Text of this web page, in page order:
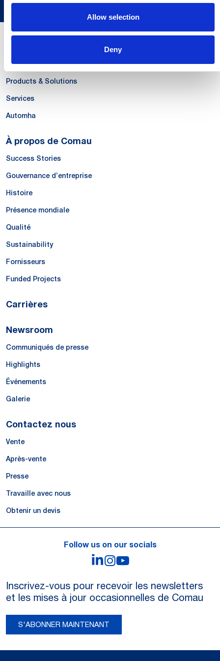
Allow selection
Deny
Systems
Products & Solutions
Services
Automha
À propos de Comau
Success Stories
Gouvernance d’entreprise
Histoire
Présence mondiale
Qualité
Sustainability
Fornisseurs
Funded Projects
Carrières
Newsroom
Communiqués de presse
Highlights
Événements
Galerie
Contactez nous
Vente
Après-vente
Presse
Travaille avec nous
Obtenir un devis
Follow us on our socials
LinkedIn
Instagram
Inscrivez-vous pour recevoir les newsletters
et les mises à jour occasionnelles de Comau
S'ABONNER MAINTENANT